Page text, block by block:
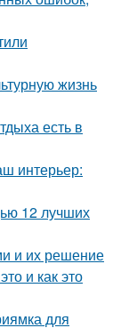
жизнь
есть в
интерьер:
12 лучших
и их решение
и как это
для